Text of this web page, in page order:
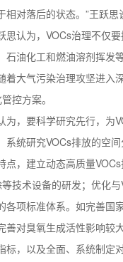
对落后的状态。”王跃思
思认为，VOCs治理不仅要
石油化工和燃油溶剂挥发
着大气污染治理攻坚进入
控方案。
为，要科学研究先行，为
系统研究VOCs排放的空
点，建立动态高质量
技术设备的研发；优化
各项标准体系。如完善国
善对臭氧生成活性影响较
标，以及全面、系统制定